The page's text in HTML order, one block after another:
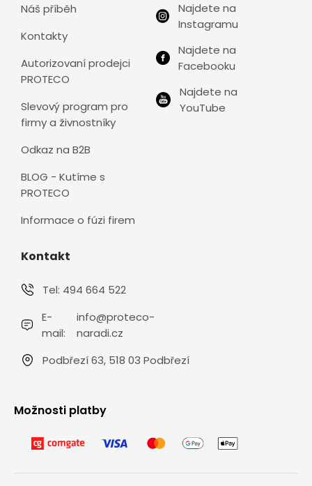
Náš příběh
Kontakty
Autorizovaní prodejci
PROTECO
Slevový program pro
firmy a živnostníky
Odkaz na B2B
BLOG - Kutíme s
PROTECO
Informace o fúzi firem
Najdete na
Instagramu
Najdete na
Facebooku
Najdete na
YouTube
Kontakt
Tel: 494 664 522
E-
mail:
info@proteco-
naradi.cz
Podbřezí 63, 518 03 Podbřezí
Možnosti platby